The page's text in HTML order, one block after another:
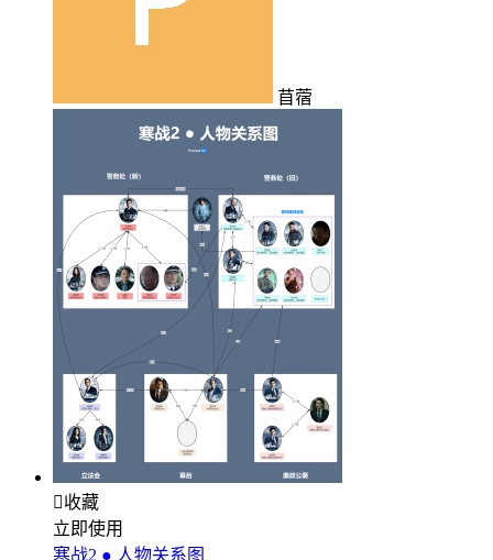
苜蓿
收藏
立即使用
寒战2 ● 人物关系图